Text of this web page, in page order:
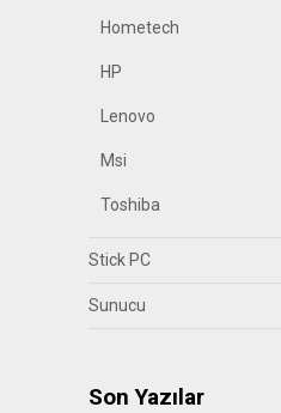
Hometech
HP
Lenovo
Msi
Toshiba
Stick PC
Sunucu
Son Yazılar